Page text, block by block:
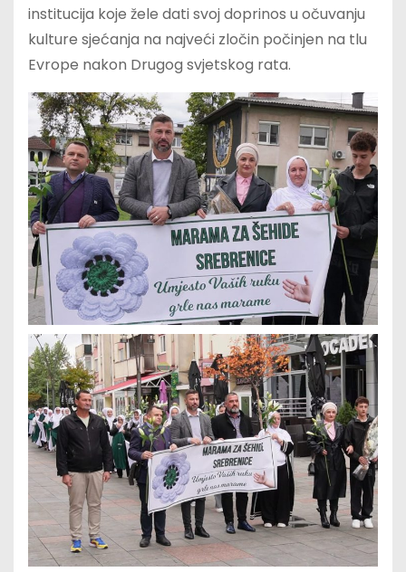
institucija koje žele dati svoj doprinos u očuvanju
kulture sjećanja na najveći zločin počinjen na tlu
Evrope nakon Drugog svjetskog rata.